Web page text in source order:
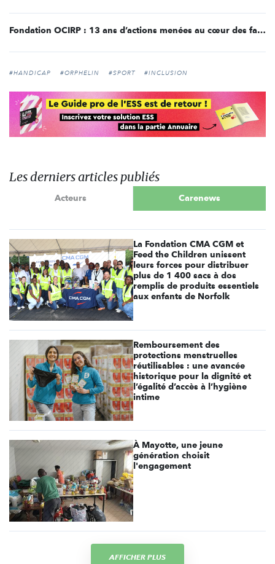
Fondation OCIRP : 13 ans d’actions menées au cœur des familles
#HANDICAP #ORPHELIN #SPORT #INCLUSION
Les derniers articles publiés
Acteurs Carenews
La Fondation CMA CGM et
Feed the Children unissent
leurs forces pour distribuer
plus de 1 400 sacs à dos
remplis de produits essentiels
aux enfants de Norfolk
Remboursement des
protections menstruelles
réutilisables : une avancée
historique pour la dignité et
l’égalité d’accès à l’hygiène
intime
À Mayotte, une jeune
génération choisit
l'engagement
AFFICHER PLUS